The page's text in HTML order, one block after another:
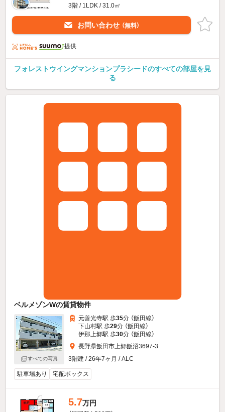
3階 / 1LDK / 31.0㎡
お問い合わせ （無料）
提供
フォレストウイングマンションプラシードのすべての部屋を見
る
ベルメゾンWの賃貸物件
すべての写真
元善光寺駅 歩35分 （飯田線）
下山村駅 歩29分 （飯田線）
伊那上郷駅 歩30分 （飯田線）
長野県飯田市上郷飯沼3697-3
3階建 / 26年7ヶ月 / ALC
駐車場あり 宅配ボックス
5.7万円